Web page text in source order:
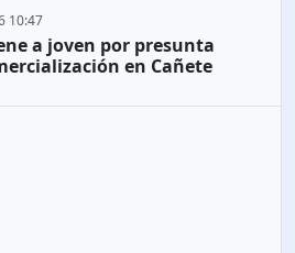
10:47
a joven por presunta
en Cañete